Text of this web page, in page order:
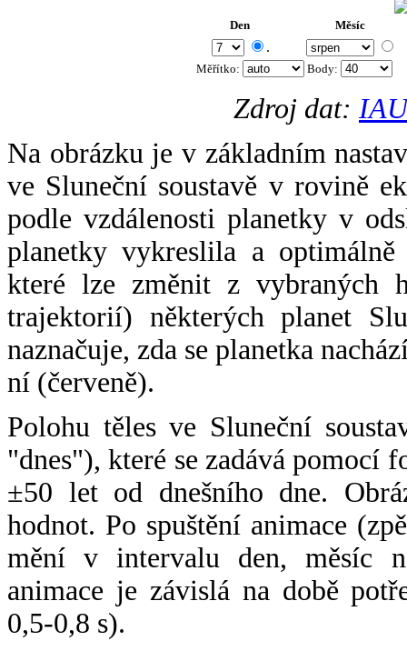
Den Měsíc
.
Měřítko: Body:
Zdroj dat:
Na obrázku je v základním
ve Sluneční soustavě v rovině
podle vzdálenosti planetky v
planetky vykreslila a
které lze změnit z vybraných
trajektorií) některých planet
naznačuje, zda se planetka
ní (červeně).
Polohu těles ve Sluneční
"dnes"), které se zadává pomocí
±50 let od dnešního dne.
hodnot. Po spuštění animace
mění v intervalu den, měsíc
animace je závislá na době
0,5-0,8 s).